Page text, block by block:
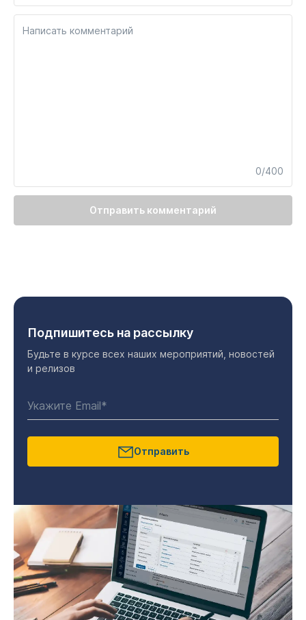
Написать комментарий
0/400
Отправить комментарий
Подпишитесь на рассылку
Будьте в курсе всех наших мероприятий, новостей
и релизов
Отправить